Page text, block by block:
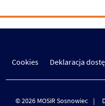
Cookies Deklaracja
© 2026 MOSiR Sosnowiec